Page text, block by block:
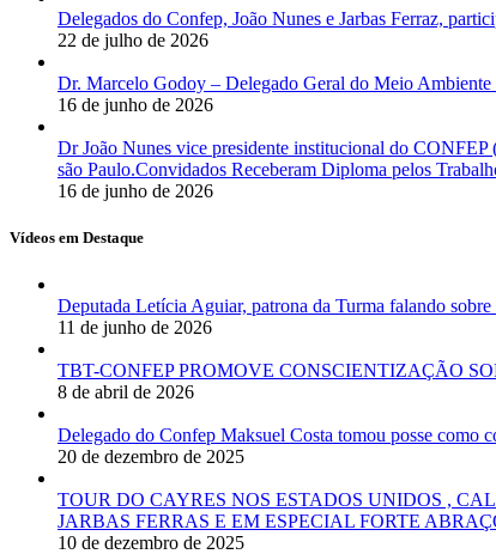
Delegados do Confep, João Nunes e Jarbas Ferraz,
22 de julho de 2026
Dr. Marcelo Godoy – Delegado Geral do Meio
16 de junho de 2026
Dr João Nunes vice presidente institucional do
são Paulo.Convidados Receberam Diploma pelos
16 de junho de 2026
Vídeos em Destaque
Deputada Letícia Aguiar, patrona da Turma falando
11 de junho de 2026
TBT-CONFEP PROMOVE CONSCIENTIZAÇÃO
8 de abril de 2026
Delegado do Confep Maksuel Costa tomou posse como
20 de dezembro de 2025
TOUR DO CAYRES NOS ESTADOS UNIDOS ,
JARBAS FERRAS E EM ESPECIAL FORTE
10 de dezembro de 2025